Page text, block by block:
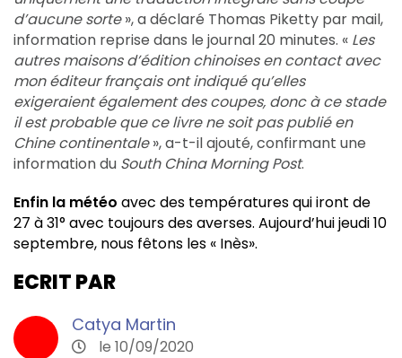
d’aucune sorte», a déclaré Thomas Piketty par mail,
information reprise dans le journal 20 minutes. « Les
autres maisons d’édition chinoises en contact avec
mon éditeur français ont indiqué qu’elles
exigeraient également des coupes, donc à ce stade
il est probable que ce livre ne soit pas publié en
Chine continentale», a-t-il ajouté, confirmant une
information du South China Morning Post.
Enfin la météo avec des températures qui iront de
27 à 31° avec toujours des averses. Aujourd’hui jeudi 10
septembre, nous fêtons les « Inès».
ECRIT PAR
Catya Martin
le 10/09/2020